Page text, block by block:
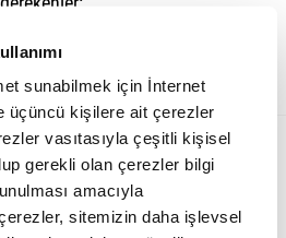
sunabilmek için İnternet
üçüncü kişilere ait çerezler
vasıtasıyla çeşitli kişisel
gerekli olan çerezler bilgi
amacıyla
sitemizin daha işlevsel
11 Nisan 2023 Salı 11:43